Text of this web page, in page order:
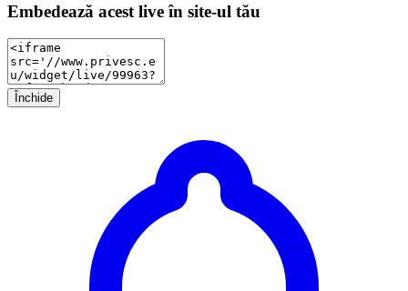
Embedează acest live în site-ul tău
Închide